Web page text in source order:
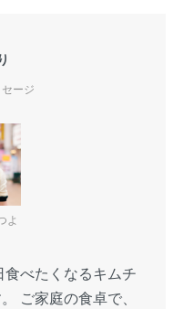
ージ
よ
べたくなるキムチ
ご家庭の食卓で、